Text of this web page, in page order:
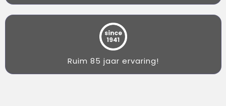
Ruim 85 jaar ervaring!